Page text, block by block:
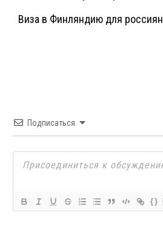
Виза в Финляндию для россиян
Подписаться
{}